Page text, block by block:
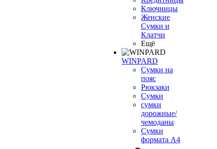
Ключницы
Женские
Сумки и
Клатчи
Ещё
WINPARD
Сумки на
пояс
Рюкзаки
Сумки
сумки
дорожные/
чемоданы
Сумки
формата А4